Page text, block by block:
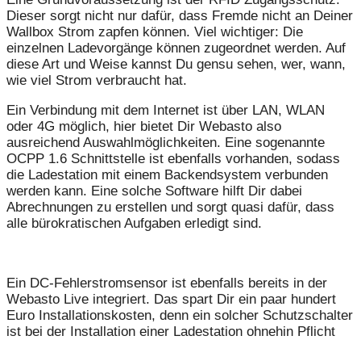
Dieser sorgt nicht nur dafür, dass Fremde nicht an Deiner
Wallbox Strom zapfen können. Viel wichtiger: Die
einzelnen Ladevorgänge können zugeordnet werden. Auf
diese Art und Weise kannst Du gensu sehen, wer, wann,
wie viel Strom verbraucht hat.
Ein Verbindung mit dem Internet ist über LAN, WLAN
oder 4G möglich, hier bietet Dir Webasto also
ausreichend Auswahlmöglichkeiten. Eine sogenannte
OCPP 1.6 Schnittstelle ist ebenfalls vorhanden, sodass
die Ladestation mit einem Backendsystem verbunden
werden kann. Eine solche Software hilft Dir dabei
Abrechnungen zu erstellen und sorgt quasi dafür, dass
alle bürokratischen Aufgaben erledigt sind.
Ein DC-Fehlerstromsensor ist ebenfalls bereits in der
Webasto Live integriert. Das spart Dir ein paar hundert
Euro Installationskosten, denn ein solcher Schutzschalter
ist bei der Installation einer Ladestation ohnehin Pflicht